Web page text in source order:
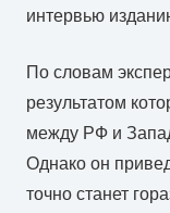
интервью
По словам
результатом
между РФ и
Однако он
точно станет